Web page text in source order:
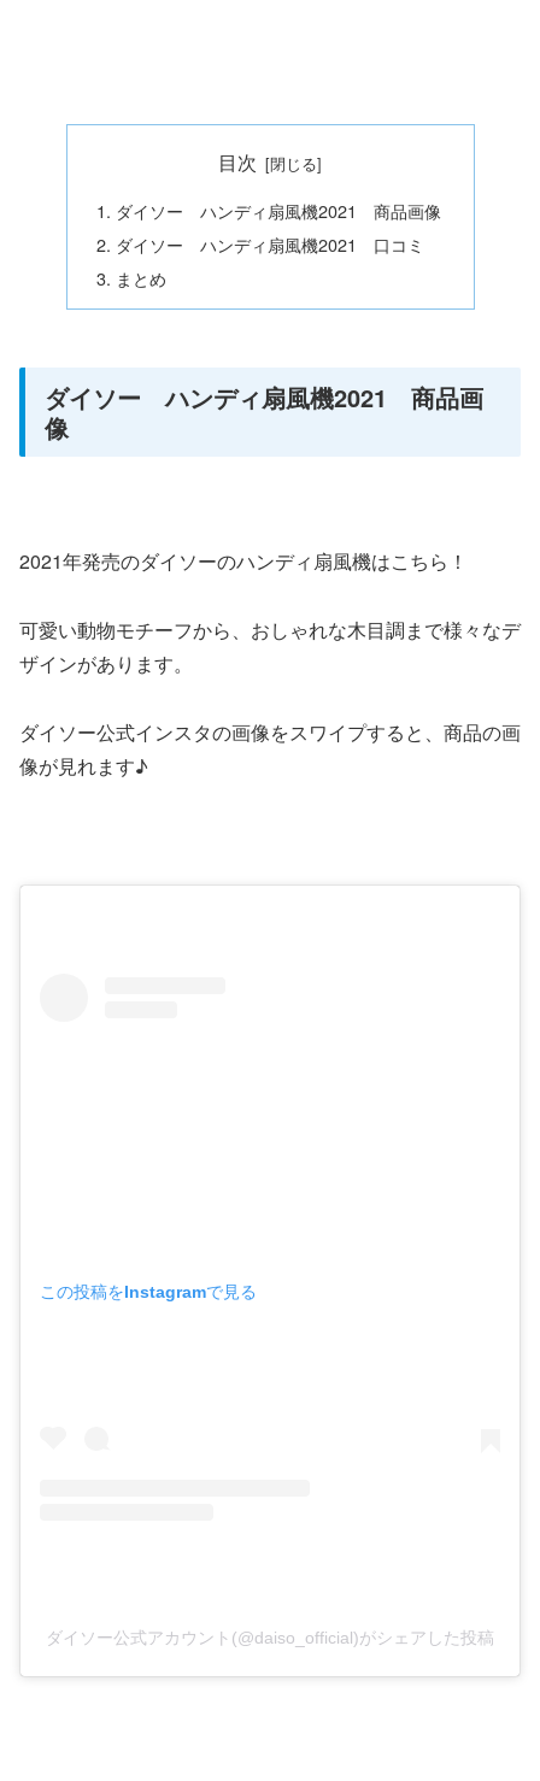
目次
ダイソー ハンディ扇風機2021 商品画像
ダイソー ハンディ扇風機2021 口コミ
まとめ
ダイソー ハンディ扇風機2021 商品画
像
2021年発売のダイソーのハンディ扇風機はこちら！
可愛い動物モチーフから、おしゃれな木目調まで様々なデ
ザインがあります。
ダイソー公式インスタの画像をスワイプすると、商品の画
像が見れます♪
この投稿をInstagramで見る
ダイソー公式アカウント(@daiso_official)がシェアした投稿